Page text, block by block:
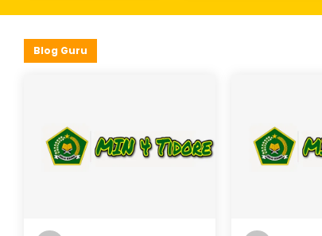
Blog Guru